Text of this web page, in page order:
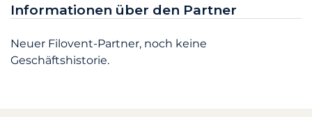
Informationen über den Partner
Neuer Filovent-Partner, noch keine
Geschäftshistorie.